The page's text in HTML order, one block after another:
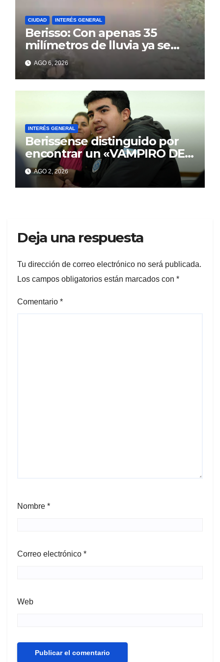
CIUDAD INTERÉS GENERAL
Berisso: Con apenas 35
milímetros de lluvia ya se
sienten los problemas
AGO 6, 2026
INTERÉS GENERAL
Berissense distinguido por
encontrar un «VAMPIRO DE
MAR»
AGO 2, 2026
Deja una respuesta
Tu dirección de correo electrónico no será publicada.
Los campos obligatorios están marcados con *
Comentario *
Nombre *
Correo electrónico *
Web